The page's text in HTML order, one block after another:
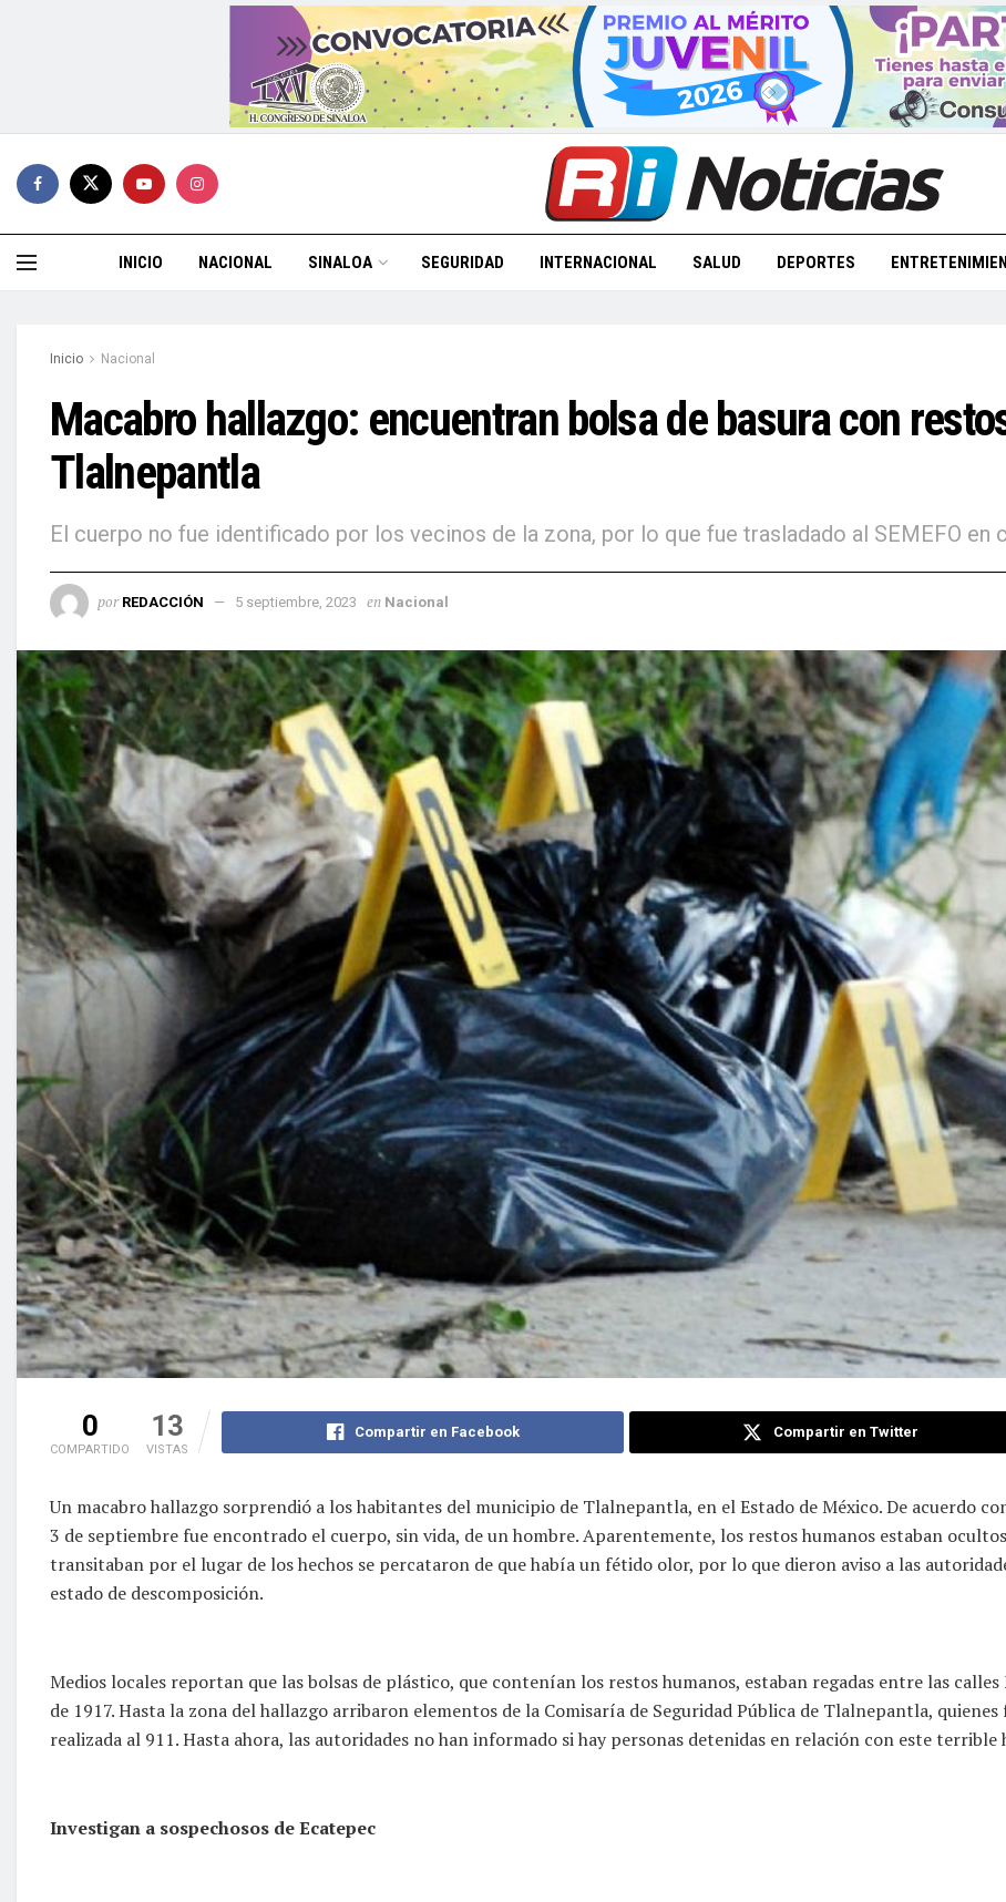
INICIO NACIONAL SINALOA SEGURIDAD INTERNACIONAL SALUD DEPORTES
Inicio Nacional
Macabro hallazgo: encuentran bolsa de basura con
Tlalnepantla
El cuerpo no fue identificado por los vecinos de la zona, por lo que fue trasladado al SEMEFO en
por REDACCIÓN 5 septiembre, 2023 en Nacional
0
COMPARTIDO
13
VISTAS
Compartir en Facebook Compartir en Twitter
Un macabro hallazgo sorprendió a los habitantes del municipio de Tlalnepantla, en el Estado de México. De acuerdo
3 de septiembre fue encontrado el cuerpo, sin vida, de un hombre. Aparentemente, los restos humanos estaban
transitaban por el lugar de los hechos se percataron de que había un fétido olor, por lo que dieron aviso a las
estado de descomposición.
Medios locales reportan que las bolsas de plástico, que contenían los restos humanos, estaban regadas entre las
de 1917. Hasta la zona del hallazgo arribaron elementos de la Comisaría de Seguridad Pública de Tlalnepantla,
realizada al 911. Hasta ahora, las autoridades no han informado si hay personas detenidas en relación con este terrible
Investigan a sospechosos de Ecatepec